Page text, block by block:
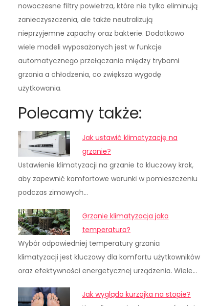
nowoczesne filtry powietrza, które nie tylko eliminują
zanieczyszczenia, ale także neutralizują
nieprzyjemne zapachy oraz bakterie. Dodatkowo
wiele modeli wyposażonych jest w funkcje
automatycznego przełączania między trybami
grzania a chłodzenia, co zwiększa wygodę
użytkowania.
Polecamy także:
Jak ustawić klimatyzację na
grzanie?
Ustawienie klimatyzacji na grzanie to kluczowy krok,
aby zapewnić komfortowe warunki w pomieszczeniu
podczas zimowych…
Grzanie klimatyzacja jaka
temperatura?
Wybór odpowiedniej temperatury grzania
klimatyzacji jest kluczowy dla komfortu użytkowników
oraz efektywności energetycznej urządzenia. Wiele…
Jak wygląda kurzajka na stopie?